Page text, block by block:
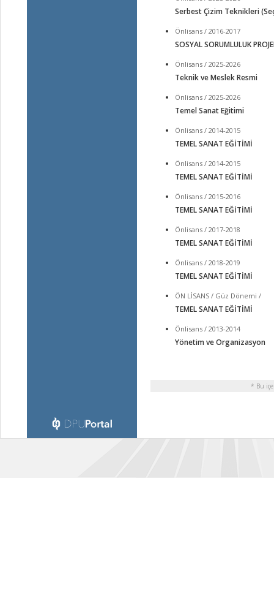
Serbest Çizim Teknikleri
Önlisans / 2016-2017
SOSYAL SORUMLULUK
Önlisans / 2025-2026
Teknik ve Meslek Resmi
Önlisans / 2025-2026
Temel Sanat Eğitimi
Önlisans / 2014-2015
TEMEL SANAT EĞİTİMİ
Önlisans / 2014-2015
TEMEL SANAT EĞİTİMİ
Önlisans / 2015-2016
TEMEL SANAT EĞİTİMİ
Önlisans / 2017-2018
TEMEL SANAT EĞİTİMİ
Önlisans / 2018-2019
TEMEL SANAT EĞİTİMİ
ÖN LİSANS / Güz Dönemi /
TEMEL SANAT EĞİTİMİ
Önlisans / 2013-2014
Yönetim ve Organizasyon
* Bu